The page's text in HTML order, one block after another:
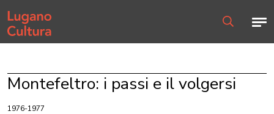
Home page
Montefeltro: i passi e il volgersi
1976-1977